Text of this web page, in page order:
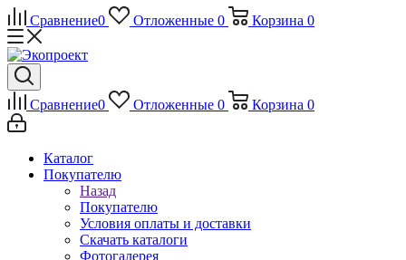
Сравнение0 Отложенные 0 Корзина 0
Сравнение0 Отложенные 0 Корзина 0
Каталог
Покупателю
Назад
Покупателю
Условия оплаты и доставки
Скачать каталоги
Фотогалерея